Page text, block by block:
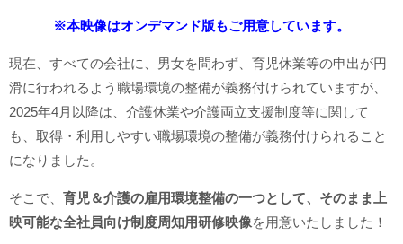
※本映像はオンデマンド版もご用意しています。
現在、すべての会社に、男女を問わず、育児休業等の申出が円
滑に行われるよう職場環境の整備が義務付けられていますが、
2025年4月以降は、介護休業や介護両立支援制度等に関して
も、取得・利用しやすい職場環境の整備が義務付けられること
になりました。
そこで、 育児＆介護の雇用環境整備の一つとして、そのまま上
映可能な全社員向け制度周知用研修映像を用意いたしました！